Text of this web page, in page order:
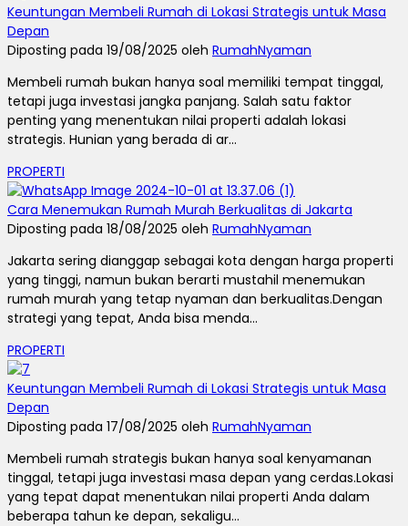
Keuntungan Membeli Rumah di Lokasi Strategis untuk Masa
Depan
Diposting pada 19/08/2025 oleh RumahNyaman
Membeli rumah bukan hanya soal memiliki tempat tinggal,
tetapi juga investasi jangka panjang. Salah satu faktor
penting yang menentukan nilai properti adalah lokasi
strategis. Hunian yang berada di ar...
PROPERTI
Cara Menemukan Rumah Murah Berkualitas di Jakarta
Diposting pada 18/08/2025 oleh RumahNyaman
Jakarta sering dianggap sebagai kota dengan harga properti
yang tinggi, namun bukan berarti mustahil menemukan
rumah murah yang tetap nyaman dan berkualitas.Dengan
strategi yang tepat, Anda bisa menda...
PROPERTI
Keuntungan Membeli Rumah di Lokasi Strategis untuk Masa
Depan
Diposting pada 17/08/2025 oleh RumahNyaman
Membeli rumah strategis bukan hanya soal kenyamanan
tinggal, tetapi juga investasi masa depan yang cerdas.Lokasi
yang tepat dapat menentukan nilai properti Anda dalam
beberapa tahun ke depan, sekaligu...